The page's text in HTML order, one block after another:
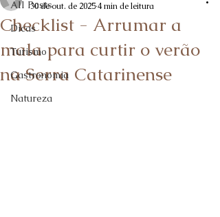
All Posts
Dicas
Turismo
Gastronomia
Natureza
Checklist - Arrumar a
mala para curtir o verão
na Serra Catarinense
30 de out. de 20254 min de leitura